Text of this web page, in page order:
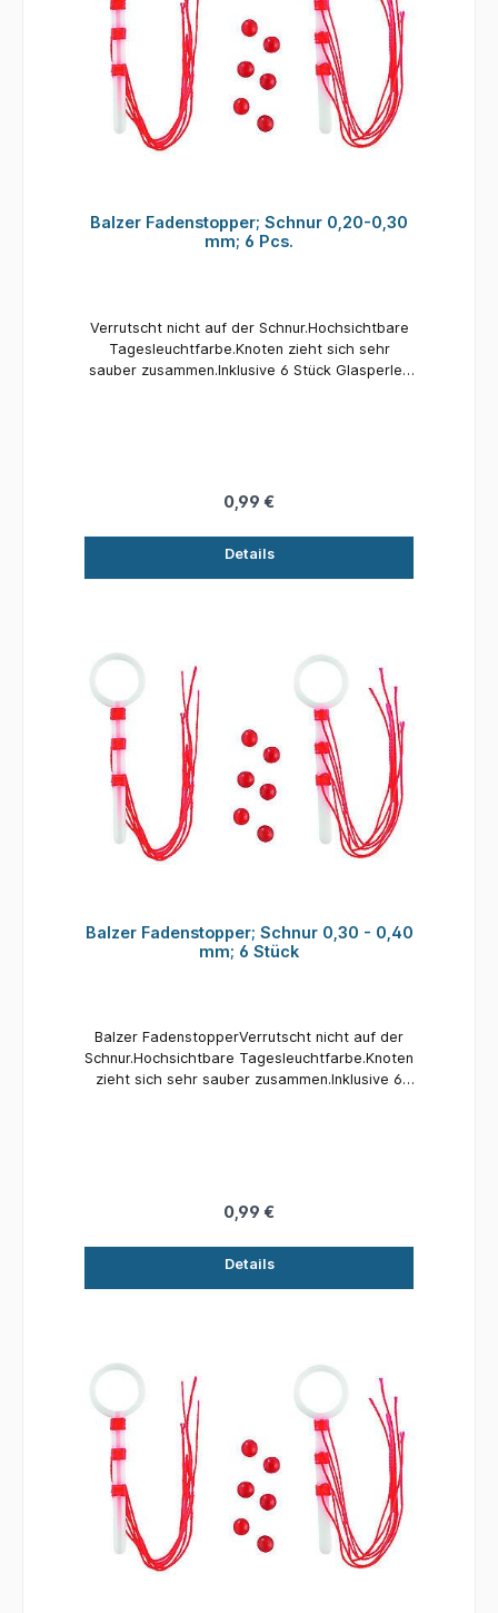
Balzer Fadenstopper; Schnur 0,20-0,30
mm; 6 Pcs.
Verrutscht nicht auf der Schnur.Hochsichtbare
Tagesleuchtfarbe.Knoten zieht sich sehr
sauber zusammen.Inklusive 6 Stück Glasperlen
0,99 €
Details
Balzer Fadenstopper; Schnur 0,30 - 0,40
mm; 6 Stück
Balzer FadenstopperVerrutscht nicht auf der
Schnur.Hochsichtbare Tagesleuchtfarbe.Knoten
zieht sich sehr sauber zusammen.Inklusive 6
0,99 €
Details